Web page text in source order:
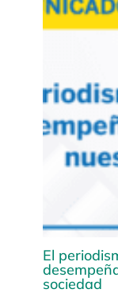
El
sociedad